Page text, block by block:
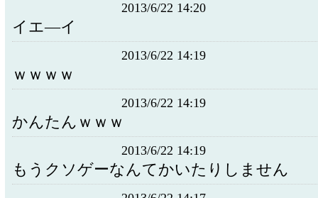
2013/6/22 14:20
イエ―イ
2013/6/22 14:19
ｗｗｗｗ
2013/6/22 14:19
かんたんｗｗｗ
2013/6/22 14:19
もうクソゲーなんてかいたりしません